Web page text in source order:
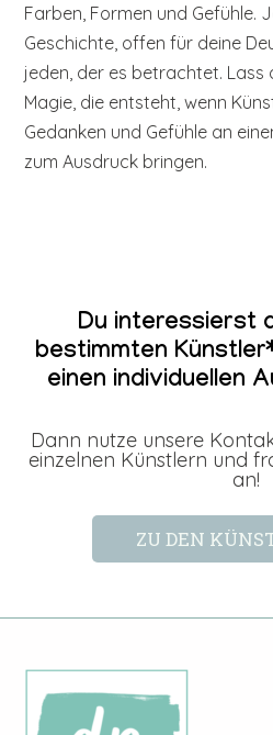
Farben, Formen und Gefühle.
Geschichte, offen für deine
jeden, der es betrachtet.
Magie, die entsteht, wenn
Gedanken und Gefühle an
zum Ausdruck bringen.
Du interessierst
bestimmten
einen individuellen
Dann nutze unsere
einzelnen Künstlern und
an!
ZU DEN